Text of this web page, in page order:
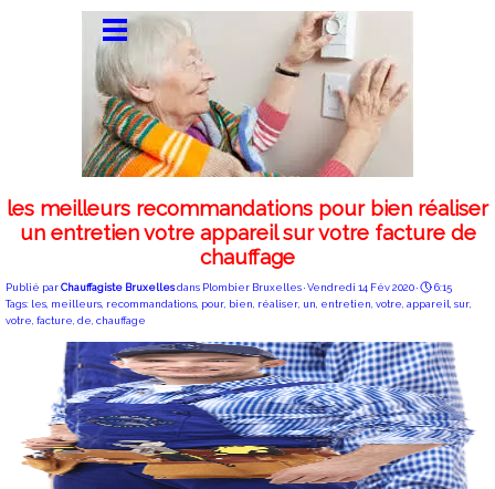
les meilleurs recommandations pour bien réaliser
un entretien votre appareil sur votre facture de
chauffage
Publié parChauffagiste Bruxellesdans Plombier Bruxelles· Vendredi 14 Fév 2020 ·
6:15
Tags: les meilleurs recommandations pour bien réaliser un entretien votre appareil sur
votre facture de chauffage